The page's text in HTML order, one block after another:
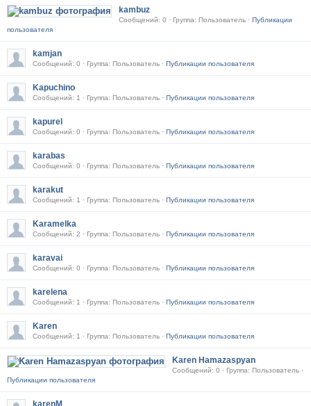
kambuz
Сообщений: 0 · Группа: Пользователь · Публикации
пользователя
kamjan
Сообщений: 0 · Группа: Пользователь · Публикации пользователя
Kapuchino
Сообщений: 1 · Группа: Пользователь · Публикации пользователя
kapurel
Сообщений: 0 · Группа: Пользователь · Публикации пользователя
karabas
Сообщений: 0 · Группа: Пользователь · Публикации пользователя
karakut
Сообщений: 1 · Группа: Пользователь · Публикации пользователя
Karamelka
Сообщений: 2 · Группа: Пользователь · Публикации пользователя
karavai
Сообщений: 0 · Группа: Пользователь · Публикации пользователя
karelena
Сообщений: 1 · Группа: Пользователь · Публикации пользователя
Karen
Сообщений: 1 · Группа: Пользователь · Публикации пользователя
Karen Hamazaspyan
Сообщений: 0 · Группа: Пользователь ·
Публикации пользователя
karenM